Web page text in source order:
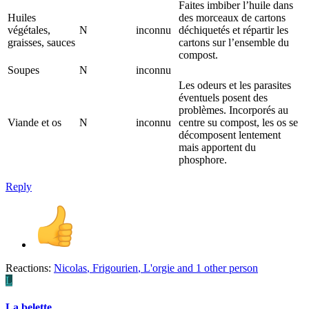
Huiles
végétales,
graisses, sauces
N inconnu
Faites imbiber l’huile dans
des morceaux de cartons
déchiquetés et répartir les
cartons sur l’ensemble du
compost.
Soupes
N inconnu
Viande et os N inconnu
Les odeurs et les parasites
éventuels posent des
problèmes. Incorporés au
centre su compost, les os se
décomposent lentement
mais apportent du
phosphore.
Reply
Reactions: Nicolas, Frigourien, L'orgie and 1 other person
L